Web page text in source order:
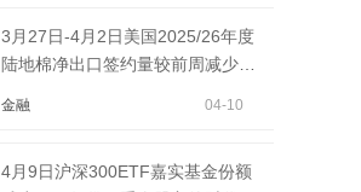
3月27日-4月2日美国2025/26年度
陆地棉净出口签约量较前周减少
金融 04-10
4月9日沪深300ETF嘉实基金份额